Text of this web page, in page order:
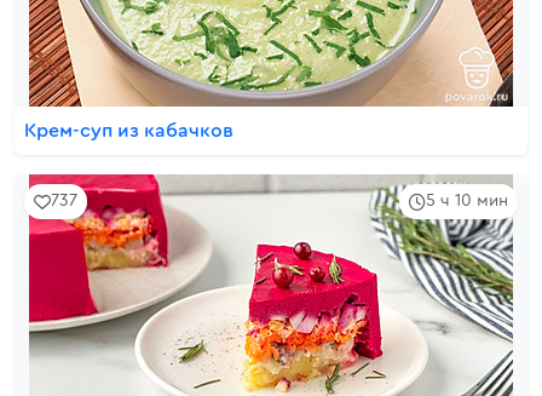
Крем-суп из кабачков
5 ч 10 мин
737